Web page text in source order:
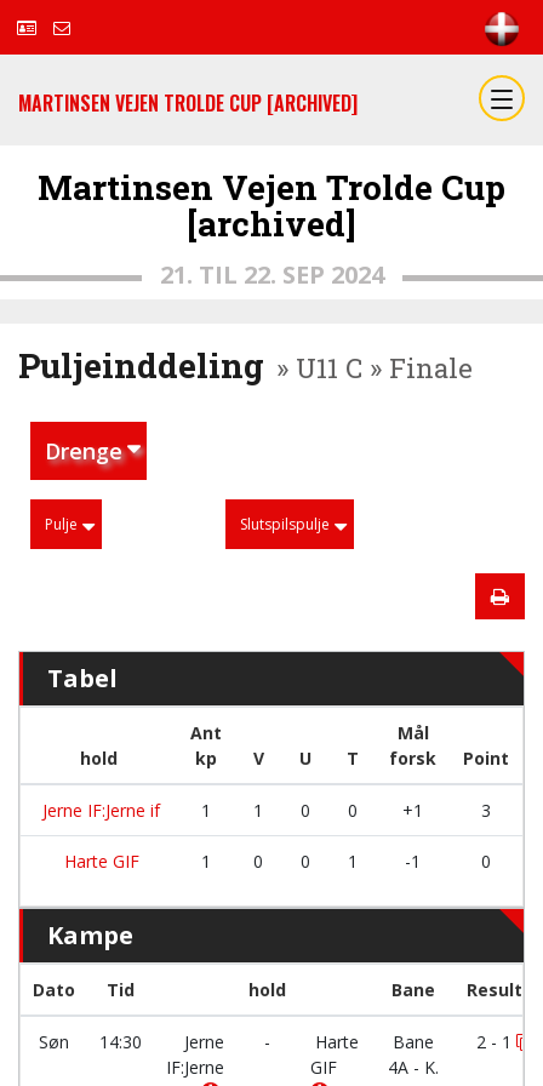
MARTINSEN VEJEN TROLDE CUP [ARCHIVED]
Martinsen Vejen Trolde Cup
[archived]
21. TIL 22. SEP 2024
Puljeinddeling » U11 C » Finale
Drenge
Pulje Slutspilspulje
Tabel
hold
Ant
kp
V U T
Mål
forsk
Point
Jerne IF:Jerne if 1 1 0 0 +1 3
Harte GIF 1 0 0 1 -1 0
Kampe
Dato Tid hold Bane Resultat
Søn 14:30
Jerne
IF:Jerne
-
Harte
GIF
Bane
4A - K.
2 - 1